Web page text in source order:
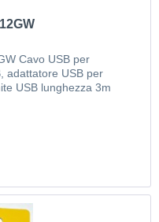
Cavo USB per
adattatore USB per
USB lunghezza 3m